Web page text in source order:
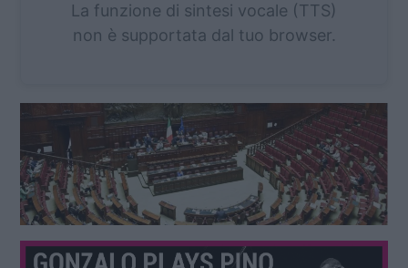
La funzione di sintesi vocale (TTS)
non è supportata dal tuo browser.